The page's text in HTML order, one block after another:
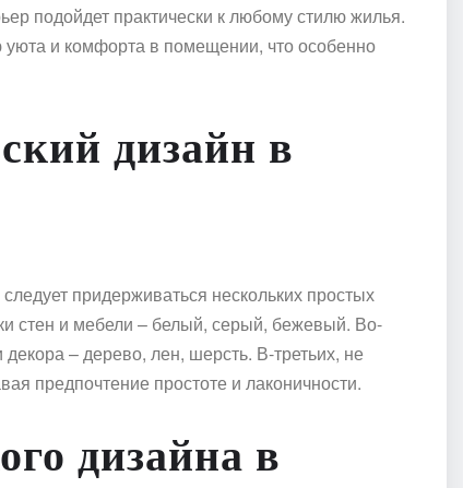
подойдет практически к любому стилю жилья.
уюта и комфорта в помещении, что особенно
дизайн в
придерживаться нескольких простых
стен и мебели – белый, серый, бежевый. Во-
– дерево, лен, шерсть. В-третьих, не
предпочтение простоте и лаконичности.
дизайна в